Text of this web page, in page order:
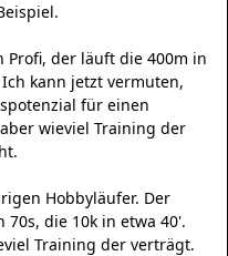
der läuft die 400m in
kann jetzt vermuten,
für einen
wieviel Training der
Hobbyläufer. Der
die 10k in etwa 40'.
Training der verträgt.